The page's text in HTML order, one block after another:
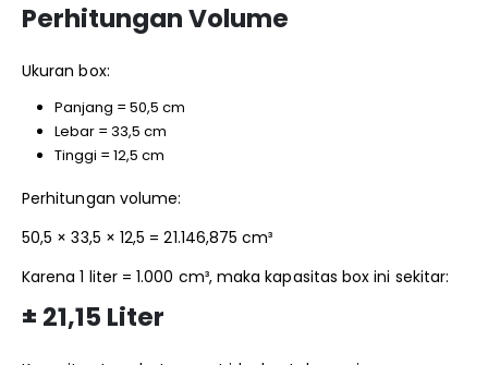
Perhitungan Volume
Ukuran box:
Panjang = 50,5 cm
Lebar = 33,5 cm
Tinggi = 12,5 cm
Perhitungan volume:
50,5 × 33,5 × 12,5 = 21.146,875 cm³
Karena 1 liter = 1.000 cm³, maka kapasitas box ini sekitar:
± 21,15 Liter